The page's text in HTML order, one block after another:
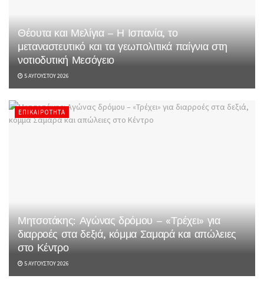
Θέουτα και Μελίγια – Η Ισπανία, το
μεταναστευτικό και τα γεωπολιτικά παίγνια στη
νοτιοδυτική Μεσόγειο
5 ΑΥΓΟΎΣΤΟΥ 2026
ΕΠΙΚΑΙΡΌΤΗΤΑ
Μητσοτάκης: Αγώνας δρόμου – «Τρέχει» για
διαρροές στα δεξιά, κόμμα Σαμαρά και απώλειες
στο Κέντρο
5 ΑΥΓΟΎΣΤΟΥ 2026